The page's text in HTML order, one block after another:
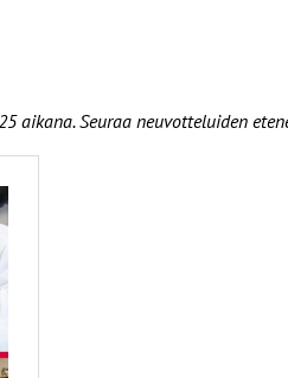
Seuraa neuvotteluiden